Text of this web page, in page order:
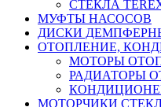
СТЁКЛА
МУФТЫ НАСОСОВ
ДИСКИ
ОТОПЛЕНИЕ,
МОТОРЫ
РАДИАТОРЫ
МОТОРЧИКИ